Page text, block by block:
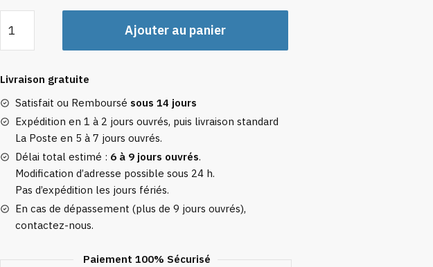
de
Étiquette
I
Need
A
Month
Vacation
Ajouter au panier
Livraison gratuite
Satisfait ou Remboursé sous 14 jours
Expédition en 1 à 2 jours ouvrés, puis livraison standard
La Poste en 5 à 7 jours ouvrés.
Délai total estimé : 6 à 9 jours ouvrés.
Modification d’adresse possible sous 24 h.
Pas d’expédition les jours fériés.
En cas de dépassement (plus de 9 jours ouvrés),
contactez-nous.
Paiement 100% Sécurisé